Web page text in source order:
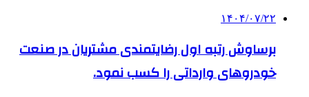
۱۴۰۴/۰۷/۲۲
برساوش رتبه اول رضایتمندی مشتریان در صنعت
خودروهای وارداتی را کسب نمود.